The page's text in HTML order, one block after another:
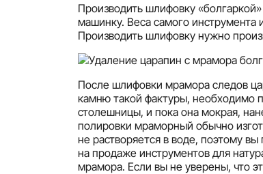
Производить шлифовку
машинку. Веса самого
Производить шлифовку нужно
После шлифовки мрамора следов
камню такой фактуры, необходимо
столешницы, и пока она мокрая,
полировки мраморный обычно
не растворяется в воде, поэтому
на продаже инструментов для
мрамора. Если вы не уверены, что